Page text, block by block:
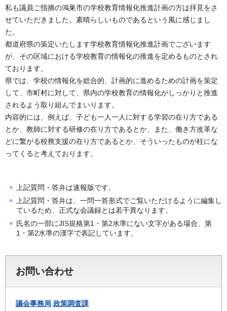
私も議員ご指摘の鴻巣市の学校教育情報化推進計画の方は拝見をさ
せていただきました。素晴らしいものであるという風に感じまし
た。
都道府県の策定いたします学校教育情報化推進計画でございます
が、その区域における学校教育の情報化の推進を定めるものとされ
ております。
県では、学校の情報化を総合的、計画的に進めるための計画を策定
して、市町村に対して、県内の学校教育の情報化がしっかりと推進
されるよう取り組んでまいります。
内容的には、例えば、子ども一人一人に対する学習の在り方である
とか、教師に対する研修の在り方であるとか、また、働き方改革な
どに繋がる校務支援の在り方であるとか、そういったものが柱にな
ってくると考えております。
上記質問・答弁は速報版です。
上記質問・答弁は、一問一答形式でご覧いただけるように編集し
ているため、正式な会議録とは若干異なります。
氏名の一部にJIS規格第1・第2水準にない文字がある場合、第
1・第2水準の漢字で表記しています。
お問い合わせ
議会事務局 政策調査課